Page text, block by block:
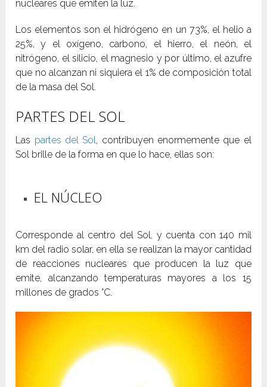
nucleares que emiten la luz.
Los elementos son el hidrógeno en un 73%, el helio a
25%, y el oxígeno, carbono, el hierro, el neón, el
nitrógeno, el silicio, el magnesio y por último, el azufre
que no alcanzan ni siquiera el 1% de composición total
de la masa del Sol.
PARTES DEL SOL
Las partes del Sol, contribuyen enormemente que el
Sol brille de la forma en que lo hace, ellas son:
EL NÚCLEO
Corresponde al centro del Sol, y cuenta con 140 mil
km del radio solar, en ella se realizan la mayor cantidad
de reacciones nucleares que producen la luz que
emite, alcanzando temperaturas mayores a los 15
millones de grados °C.